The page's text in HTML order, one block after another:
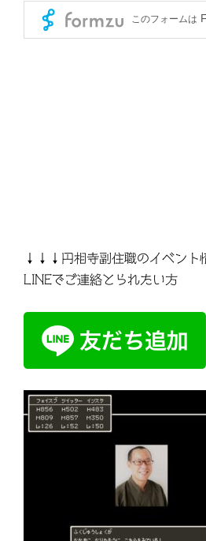
↓↓↓円相寺副住職のイベント
LINEでご連絡とられたい方